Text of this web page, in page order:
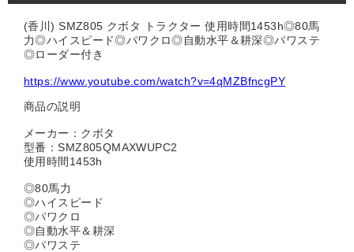
(香川) SMZ805 クボタ トラクター 使用時間1453h◎80馬
力◎ハイスピード◎パワクロ◎自動水平＆耕深◎パワステ
◎ローダー付き
https://www.youtube.com/watch?v=4qMZBfncgPY
商品の説明
メーカー：クボタ
型番：SMZ805QMAXWUPC2
使用時間1453h
◎80馬力
◎ハイスピード
◎パワクロ
◎自動水平＆耕深
◎パワステ